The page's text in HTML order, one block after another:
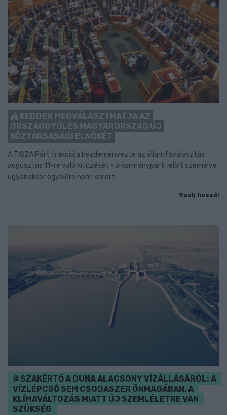
KEDDEN MEGVÁLASZTHATJA AZ
ORSZÁGGYŰLÉS MAGYARORSZÁG ÚJ
KÖZTÁRSASÁGI ELNÖKÉT
A TISZA Párt frakciója kezdeményezte az államfőválasztás
augusztus 11-re való kitűzését - a kormánypárti jelölt személye
ugyanakkor egyelőre nem ismert.
Szólj hozzá!
SZAKÉRTŐ A DUNA ALACSONY VÍZÁLLÁSÁRÓL: A
VÍZLÉPCSŐ SEM CSODASZER ÖNMAGÁBAN, A
KLÍMAVÁLTOZÁS MIATT ÚJ SZEMLÉLETRE VAN
SZÜKSÉG